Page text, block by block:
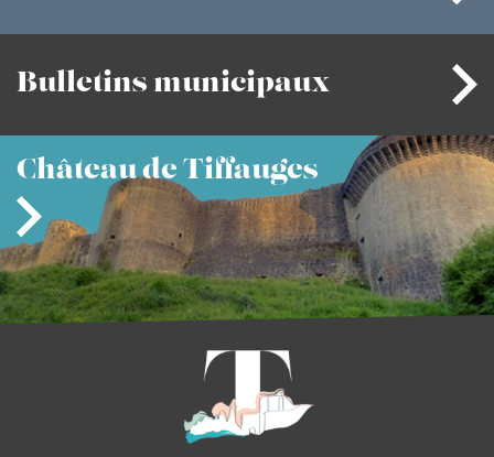
Bulletins municipaux
Châteaude Tiffauges